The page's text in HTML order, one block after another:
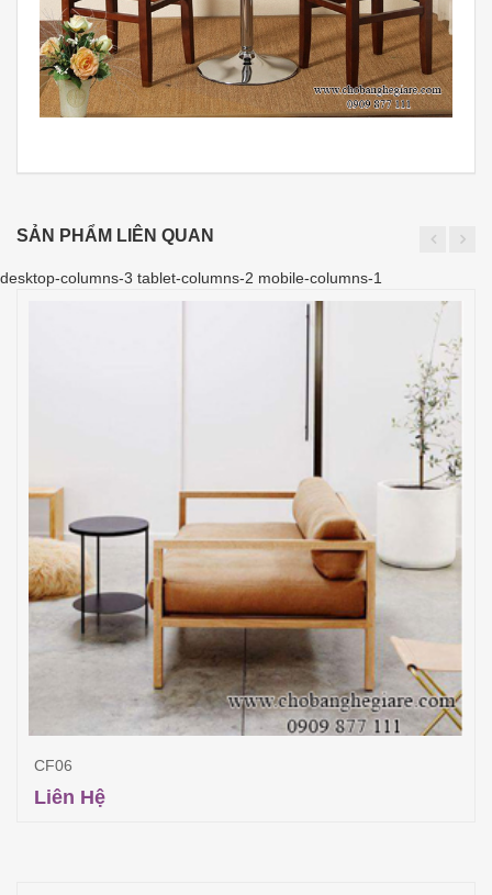
SẢN PHẨM LIÊN QUAN
desktop-columns-3 tablet-columns-2 mobile-columns-1
CF06
Liên Hệ